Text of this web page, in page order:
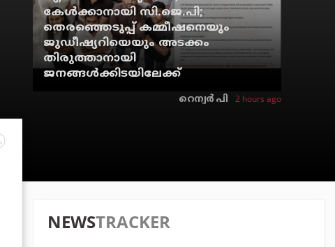
കേള്‍ക്കാനായി സി.ജെ.പി;
തെരഞ്ഞെടുപ്പ് കമ്മീഷനെയും
ജുഡീഷ്യറിയെയും അടക്കം
തിരുത്താനായി
ജനങ്ങള്‍ക്കിടയിലേക്ക്
റെന്വര്‍ പി 2 hours ago
NEWSTRACKER